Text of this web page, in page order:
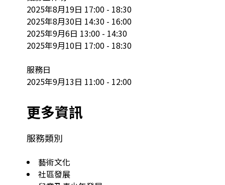
2025年8月19日 17:00 - 18:30
2025年8月30日 14:30 - 16:00
2025年9月6日 13:00 - 14:30
2025年9月10日 17:00 - 18:30
服務日
2025年9月13日 11:00 - 12:00
更多資訊
服務類別
藝術文化
社區發展